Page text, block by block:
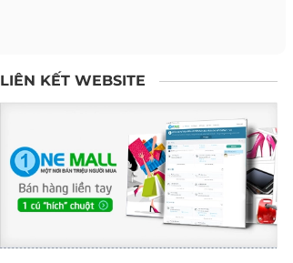
LIÊN KẾT WEBSITE